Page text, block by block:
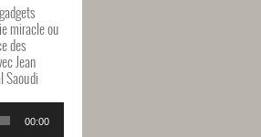
miracle ou
des
Jean
Saoudi
00:00